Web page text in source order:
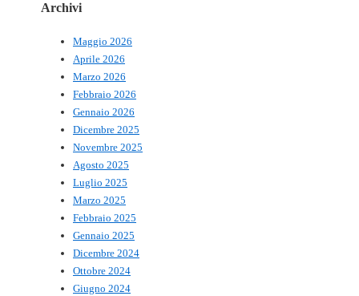
Archivi
Maggio 2026
Aprile 2026
Marzo 2026
Febbraio 2026
Gennaio 2026
Dicembre 2025
Novembre 2025
Agosto 2025
Luglio 2025
Marzo 2025
Febbraio 2025
Gennaio 2025
Dicembre 2024
Ottobre 2024
Giugno 2024